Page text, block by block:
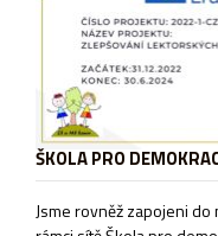
ŠKOLA PRO
Jsme rovněž zapojeni